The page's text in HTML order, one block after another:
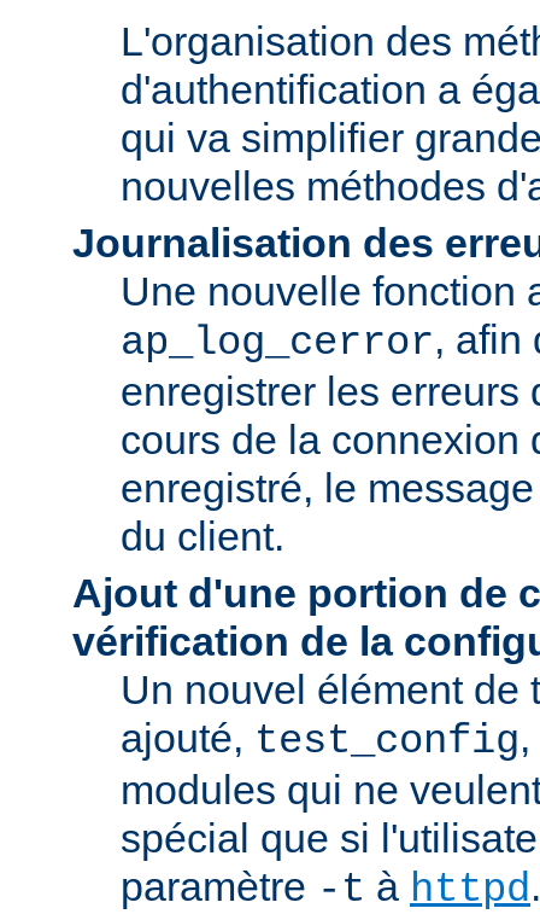
L'organisation des
d'authentification a
qui va simplifier
nouvelles méthodes
Journalisation des
Une nouvelle fonction
ap_log_cerror, afin
enregistrer les erreurs
cours de la connexion
enregistré, le
du client.
Ajout d'une portion de
vérification de la
Un nouvel élément de
ajouté, test_config
modules qui ne
spécial que si
paramètre -t à httpd.